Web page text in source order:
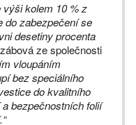
výši kolem 10 % z
do zabezpečení se
desetiny procenta
ze společnosti
vloupáním
bez speciálního
do kvalitního
bezpečnostních folií